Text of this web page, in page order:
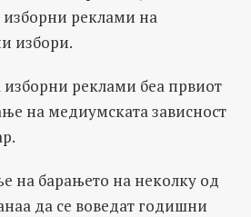
реклами на
избори.
изборни реклами беа првиот
на медиумската зависност
на барањето на неколку од
да се воведат годишни